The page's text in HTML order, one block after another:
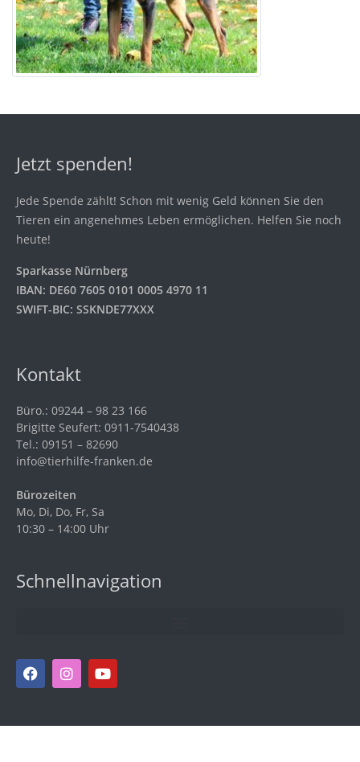
Jetzt spenden!
Jede Spende zählt! Schon mit wenig Geld können Sie den
Tieren ein angenehmes Leben ermöglichen. Helfen Sie noch
heute!
Sparkasse Nürnberg
IBAN: DE60 7605 0101 0005 4970 11
SWIFT-BIC: SSKNDE77XXX
Kontakt
Büro.: 09244 – 98 23 166
Brigitte Seufert: 0911-7540438
Tel.: 09151 – 82690
info@tierhilfe-franken.de
Bürozeiten
Mo, Di, Do, Fr, Sa
10:30 – 14:00 Uhr
Schnellnavigation